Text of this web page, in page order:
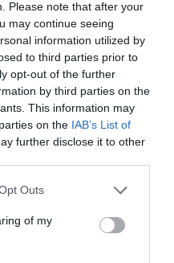
Please note that after your
may continue seeing
information utilized by
to third parties prior to
opt-out of the further
by third parties on the
This information may
on the IAB’s List of
further disclose it to other
uses one or more Google
You may click to
and its third-party tags to
purposes in below Google
Outs
of my
forint adóbevételt
szerintük
és a
sem érkeztek
ezért szakmai
szabályozás